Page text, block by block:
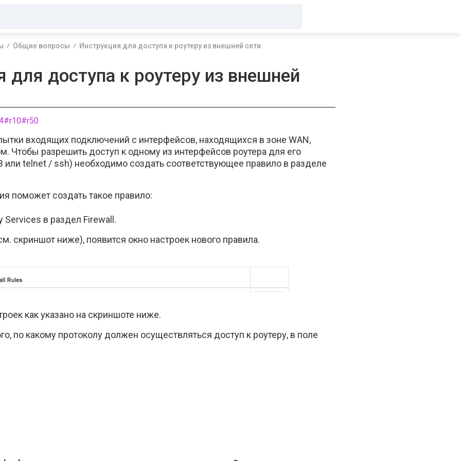
Общие вопросы Инструкция для доступа к роутеру из внешней сети
для доступа к роутеру из внешней
#r10#r50
входящих подключений с интерфейсов, находящихся в зоне WAN,
Чтобы разрешить доступ к одному из интерфейсов роутера для его
или telnet / ssh) необходимо создать соответствующее правило в разделе
поможет создать такое правило:
Services в раздел Firewall.
скриншот ниже), появится окно настроек нового правила.
как указано на скриншоте ниже.
по какому протоколу должен осуществляться доступ к роутеру, в поле